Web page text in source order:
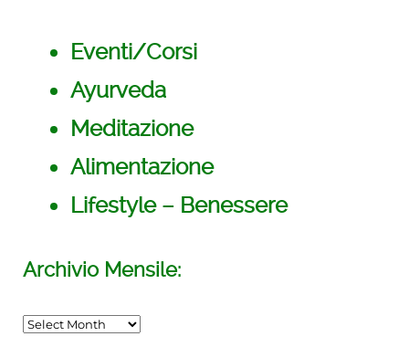
con Deepak
INCONTRO di MEDITAZIONE del
Eventi/Corsi
Ayurveda
Meditazione
Alimentazione
Lifestyle – Benessere
Archivio Mensile: